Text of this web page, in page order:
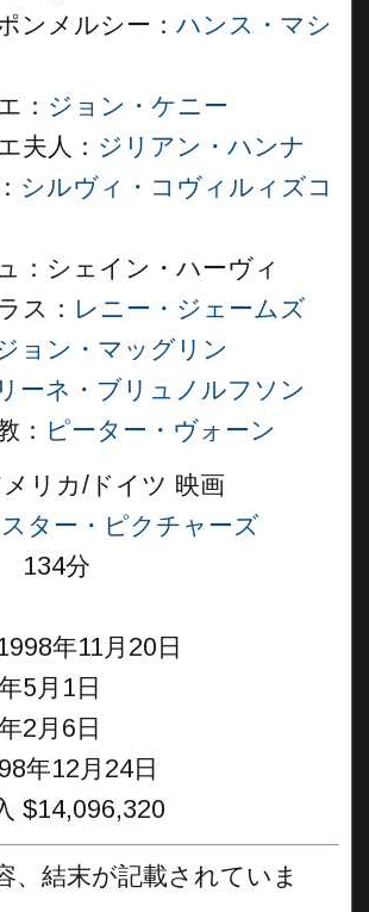
ンメルシー： ハンス・マシ
： ジョン・ケニー
夫人： ジリアン・ハンナ
シルヴィ・コヴィルィズコ
：シェイン・ハーヴィ
ス： レニー・ジェームズ
ョン・マッグリン
リーネ・ブリュノルフソン
： ピーター・ヴォーン
リカ/ドイツ 映画
スター・ピクチャーズ
134分
年11月20日
5月1日
2月6日
年12月24日
$14,096,320
、結末が記載されていま